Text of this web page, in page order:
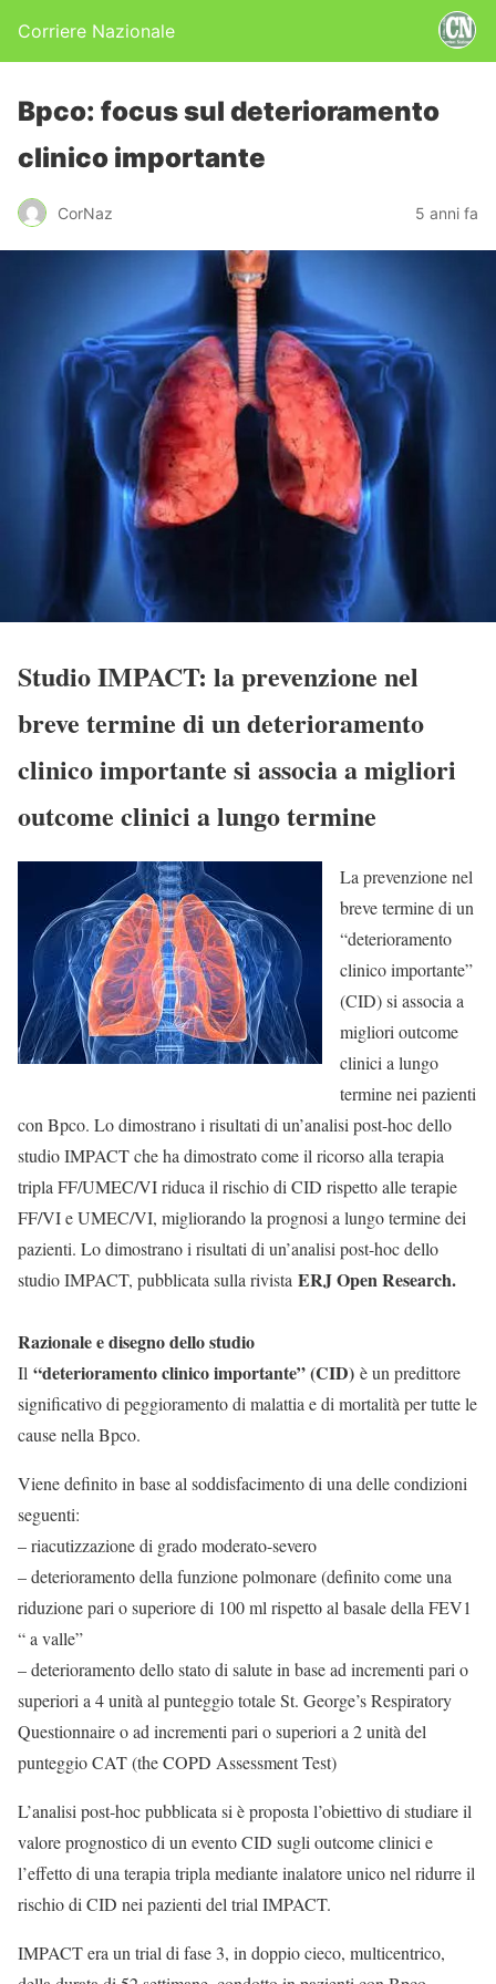
Corriere Nazionale
Bpco: focus sul deterioramento
clinico importante
CorNaz 5 anni fa
Studio IMPACT: la prevenzione nel
breve termine di un deterioramento
clinico importante si associa a migliori
outcome clinici a lungo termine
La prevenzione nel
breve termine di un
“deterioramento
clinico importante”
(CID) si associa a
migliori outcome
clinici a lungo
termine nei pazienti
con Bpco. Lo dimostrano i risultati di un’analisi post-hoc dello
studio IMPACT che ha dimostrato come il ricorso alla terapia
tripla FF/UMEC/VI riduca il rischio di CID rispetto alle terapie
FF/VI e UMEC/VI, migliorando la prognosi a lungo termine dei
pazienti. Lo dimostrano i risultati di un’analisi post-hoc dello
studio IMPACT, pubblicata sulla rivista ERJ Open Research.
Razionale e disegno dello studio
Il “deterioramento clinico importante” (CID) è un predittore
significativo di peggioramento di malattia e di mortalità per tutte le
cause nella Bpco.
Viene definito in base al soddisfacimento di una delle condizioni
seguenti:
– riacutizzazione di grado moderato-severo
– deterioramento della funzione polmonare (definito come una
riduzione pari o superiore di 100 ml rispetto al basale della FEV1
“ a valle”
– deterioramento dello stato di salute in base ad incrementi pari o
superiori a 4 unità al punteggio totale St. George’s Respiratory
Questionnaire o ad incrementi pari o superiori a 2 unità del
punteggio CAT (the COPD Assessment Test)
L’analisi post-hoc pubblicata si è proposta l’obiettivo di studiare il
valore prognostico di un evento CID sugli outcome clinici e
l’effetto di una terapia tripla mediante inalatore unico nel ridurre il
rischio di CID nei pazienti del trial IMPACT.
IMPACT era un trial di fase 3, in doppio cieco, multicentrico,